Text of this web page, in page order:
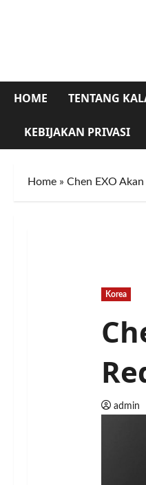
HOME TENTANG
KEBIJAKAN PRIVASI
Home » Chen EXO Akan
Korea
admin